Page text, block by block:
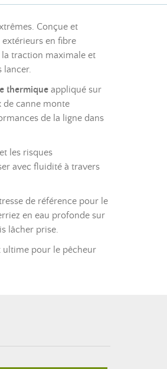
Conçue et
en fibre
traction maximale et
lancer.
thermique appliqué sur
de canne monte
de la ligne dans
et les risques
avec fluidité à travers
de référence pour le
en eau profonde sur
lâcher prise.
ultime pour le pêcheur